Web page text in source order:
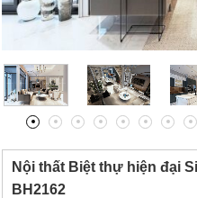
Nội thất Biệt thự hiện đại
BH2162